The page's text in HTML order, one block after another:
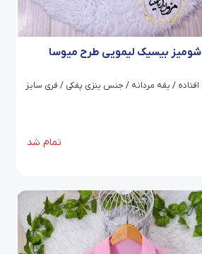
شومیز بیسیک لیمویی طرح میوسا
/ یقه مردانه / جنس ینزی پفکی / فری سایز
تمام شد